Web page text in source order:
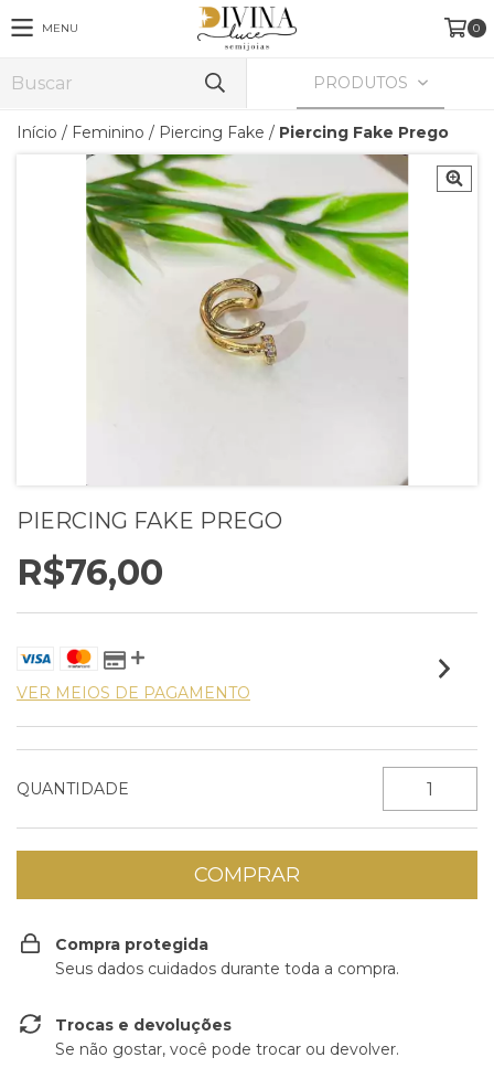
MENU 0
PRODUTOS
Início / Feminino / Piercing Fake / Piercing Fake Prego
PIERCING FAKE PREGO
R$76,00
VER MEIOS DE PAGAMENTO
QUANTIDADE
Compra protegida
Seus dados cuidados durante toda a compra.
Trocas e devoluções
Se não gostar, você pode trocar ou devolver.